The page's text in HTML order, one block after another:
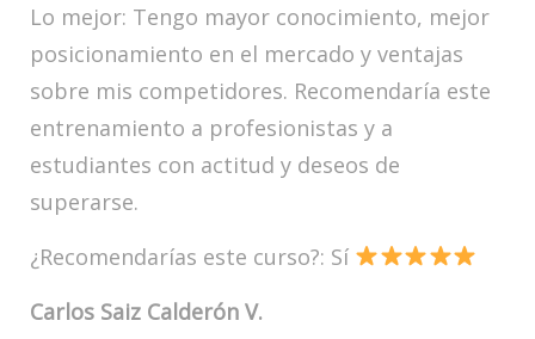
Lo mejor: Tengo mayor conocimiento, mejor
posicionamiento en el mercado y ventajas
sobre mis competidores. Recomendaría este
entrenamiento a profesionistas y a
estudiantes con actitud y deseos de
superarse.
¿Recomendarías este curso?: Sí
Carlos Saiz Calderón V.